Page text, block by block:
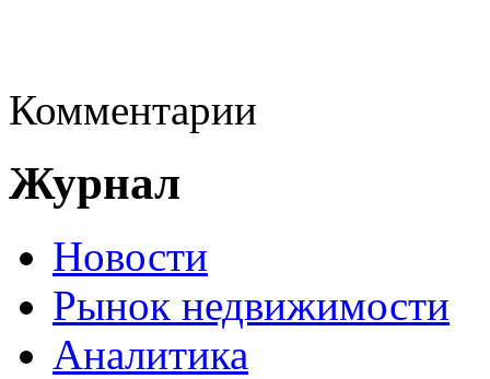
Комментарии
Журнал
Новости
Рынок недвижимости
Аналитика